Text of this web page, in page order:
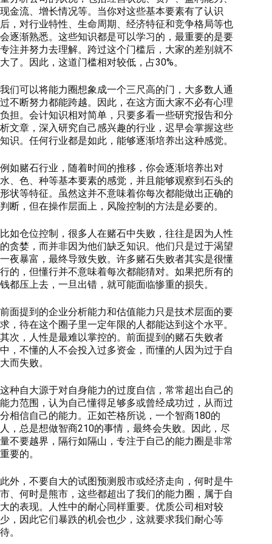
现金流、增长情况等。当你对这些基本要素有了认识
后，对行业特性、生命周期、经济特征和竞争格局等也
会逐渐熟悉。这些知识都是可以学习的，最重要的是要
专注并努力去理解。跨过这个门槛后，大家的差别就不
大了。因此，这道门槛相对较低，占30%。
我们可以将能力圈想象成一个三尺高的门，大多数人通
过不断努力都能跨越。因此，在这方面大家不必有心理
负担。会计知识相对简单，只要多看一些研究报告和分
析文章，深入研究自己感兴趣的行业，迟早会掌握这些
知识。任何行业都是如此，能够逐渐培养出这种感觉。
例如赌石行业，随着时间的推移，你会逐渐培养出对
水、色、种等基本要素的感觉，并且能够观察到石头的
形状等特征。虽然这并不意味着你每次都能做出正确的
判断，但在操作层面上，风险控制的方法是必要的。
比如仓位控制，很多人在赌石中失败，往往是因为人性
的贪婪，而并非因为他们缺乏知识。他们只是过于渴望
一夜暴富，最终导致失败。许多赌石失败者其实是很懂
行的，但懂行并不意味着每次都能猜对。如果把所有的
钱都压上去，一旦出错，就可能面临惨重的损失。
前面提到的企业分析能力和估值能力只是技术层面的要
求，待在这个圈子里一定年限的人都能达到这个水平。
其次，人性是最难以掌控的。前面提到的赌石失败者
中，不懂的人不会投入过多资金，而懂的人因为过于自
大而失败。
这种自大源于对自身能力的过度自信，常常超出自己的
能力范围，认为自己懂得足够多或曾经成功过，从而过
分相信自己的能力。正如芒格所说，一个智商180的
人，总是想做智商210的事情，最终会失败。因此，尽
量不要越界，隔行如隔山，专注于自己的能力圈是非常
重要的。
此外，不要自大的试图预测股市或经济走向，何时是牛
市、何时是熊市，这些都超出了我们的能力圈，属于自
大的表现。人性中的耐心同样重要。优质公司相对较
少，因此它们暴跌的机会也少，这就要求我们耐心等
待。